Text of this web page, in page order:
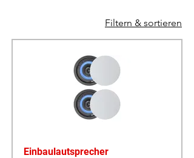
Filtern & sortieren
Einbaulautsprecher